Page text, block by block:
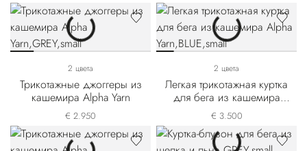
2 цвета
Трикотажные джоггеры из
кашемира Alpha Yarn
€ 2.950
2 цвета
Легкая трикотажная куртка
для бега из кашемира
Alpha Yarn
€ 3.500